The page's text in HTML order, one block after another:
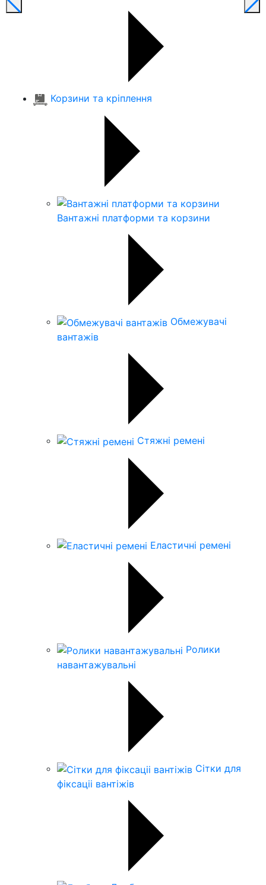
Корзини та кріплення
Вантажні платформи та корзини
Обмежувачі
вантажів
Стяжні ремені
Еластичні ремені
Ролики
навантажувальні
Сітки для
фіксаціі вантіжів